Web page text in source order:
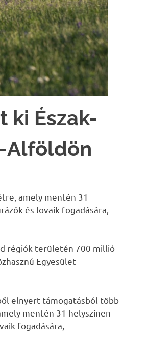
ki Észak-
Alföldön
amely mentén 31
és lovaik fogadására,
régiók területén 700 millió
Egyesület
elnyert támogatásból több
mentén 31 helyszínen
fogadására,